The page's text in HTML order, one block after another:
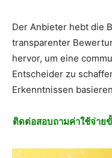
Der Anbieter hebt die
transparenter
hervor, um eine
Entscheider zu
Erkenntnissen
ติดต่อสอบถามค่าใช้จ่าย